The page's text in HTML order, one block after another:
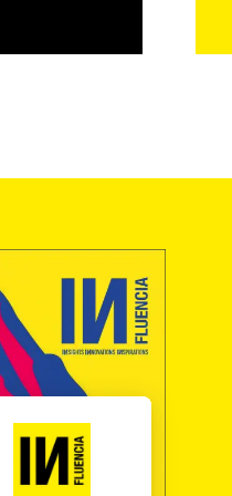
beauté ou encore les
des
les profils en termes
et Assumés. Les
et ont tendance à faire
se focalisent sur